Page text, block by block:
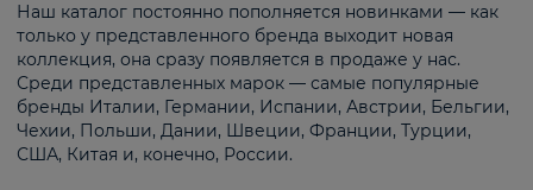
Наш каталог постоянно пополняется новинками — как
только у представленного бренда выходит новая
коллекция, она сразу появляется в продаже у нас.
Среди представленных марок — самые популярные
бренды Италии, Германии, Испании, Австрии, Бельгии,
Чехии, Польши, Дании, Швеции, Франции, Турции,
США, Китая и, конечно, России.